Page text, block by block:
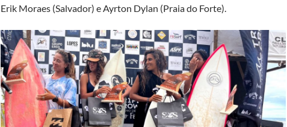
Erik Moraes (Salvador) e Ayrton Dylan (Praia do Forte).